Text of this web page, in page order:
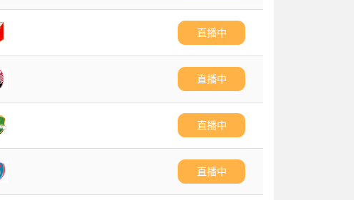
直播中
直播中
直播中
直播中